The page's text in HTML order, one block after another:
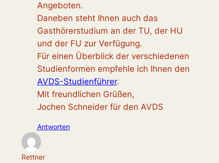
Angeboten.
Daneben steht Ihnen auch das
Gasthörerstudium an der TU, der HU
und der FU zur Verfügung.
Für einen Überblick der verschiedenen
Studienformen empfehle ich Ihnen den
AVDS-Studienführer.
Mit freundlichen Grüßen,
Jochen Schneider für den AVDS
Antworten
Rettner